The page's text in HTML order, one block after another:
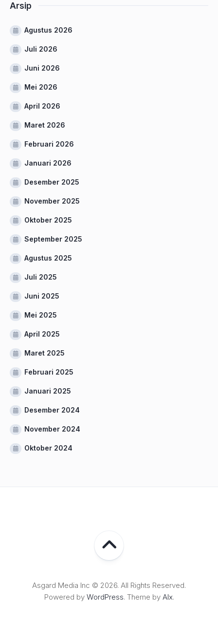
Arsip
Agustus 2026
Juli 2026
Juni 2026
Mei 2026
April 2026
Maret 2026
Februari 2026
Januari 2026
Desember 2025
November 2025
Oktober 2025
September 2025
Agustus 2025
Juli 2025
Juni 2025
Mei 2025
April 2025
Maret 2025
Februari 2025
Januari 2025
Desember 2024
November 2024
Oktober 2024
Asgard Media Inc © 2026. All Rights Reserved.
Powered by WordPress. Theme by Alx.